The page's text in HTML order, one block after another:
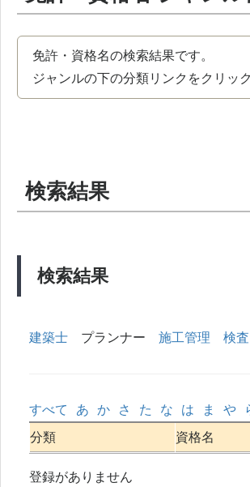
免許・資格名の検索結果です。
ジャンルの下の分類リンクをクリッ
検索結果
検索結果
建築士 プランナー 施工管理 検査
すべて あ か さ た な は ま や
分類
資格名
登録がありません